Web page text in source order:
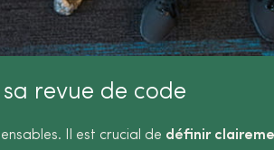
revue de code
Il est crucial de définir